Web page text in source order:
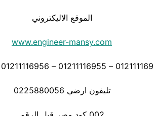
الموقع الاليكتروني
www.engineer-mansy.com
تليفون ارضي 0225880056